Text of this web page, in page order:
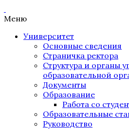
Меню
Университет
Основные сведения
Страничка ректора
Структура и органы
образовательной
Документы
Образование
Работа со
Образовательные
Руководство